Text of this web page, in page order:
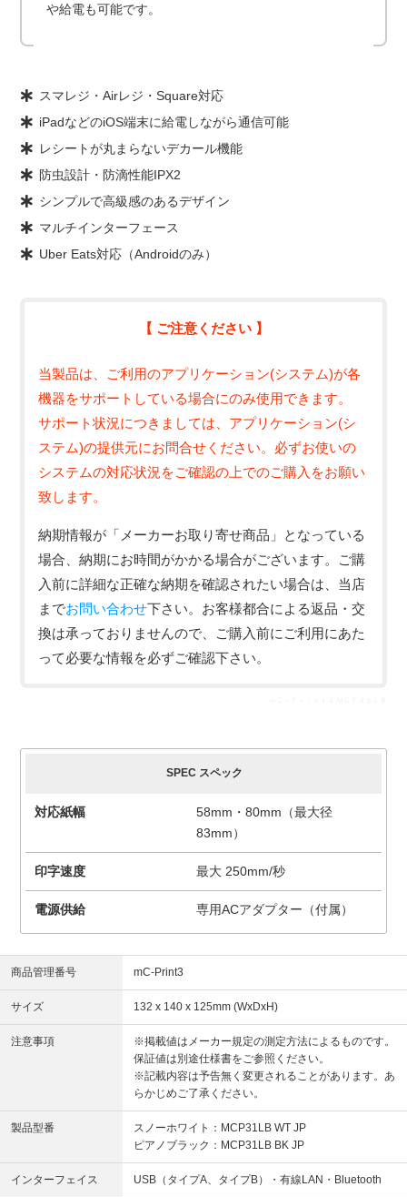
や給電も可能です。
スマレジ・Airレジ・Square対応
iPadなどのiOS端末に給電しながら通信可能
レシートが丸まらないデカール機能
防虫設計・防滴性能IPX2
シンプルで高級感のあるデザイン
マルチインターフェース
Uber Eats対応（Androidのみ）
【 ご注意ください 】
当製品は、ご利用のアプリケーション(システム)が各
機器をサポートしている場合にのみ使用できます。
サポート状況につきましては、アプリケーション(シ
ステム)の提供元にお問合せください。必ずお使いの
システムの対応状況をご確認の上でのご購入をお願い
致します。
納期情報が「メーカーお取り寄せ商品」となっている
場合、納期にお時間がかかる場合がございます。ご購
入前に詳細な正確な納期を確認されたい場合は、当店
までお問い合わせ下さい。お客様都合による返品・交
換は承っておりませんので、ご購入前にご利用にあた
って必要な情報を必ずご確認下さい。
SPEC スペック
対応紙幅
58mm・80mm（最大径
83mm）
印字速度 最大 250mm/秒
電源供給 専用ACアダプター（付属）
商品管理番号 mC-Print3
サイズ 132 x 140 x 125mm (WxDxH)
注意事項
※掲載値はメーカー規定の測定方法によるものです。
保証値は別途仕様書をご参照ください。
※記載内容は予告無く変更されることがあります。あ
らかじめご了承ください。
製品型番
スノーホワイト：MCP31LB WT JP
ピアノブラック：MCP31LB BK JP
インターフェイス USB（タイプA、タイプB）・有線LAN・Bluetooth